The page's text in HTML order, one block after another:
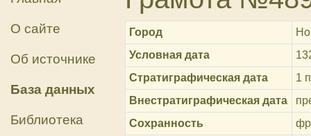
О сайте
Об источнике
База данных
Библиотека
Город
Условная дата
Стратиграфическая дата
1
Внестратиграфическая дата
Сохранность